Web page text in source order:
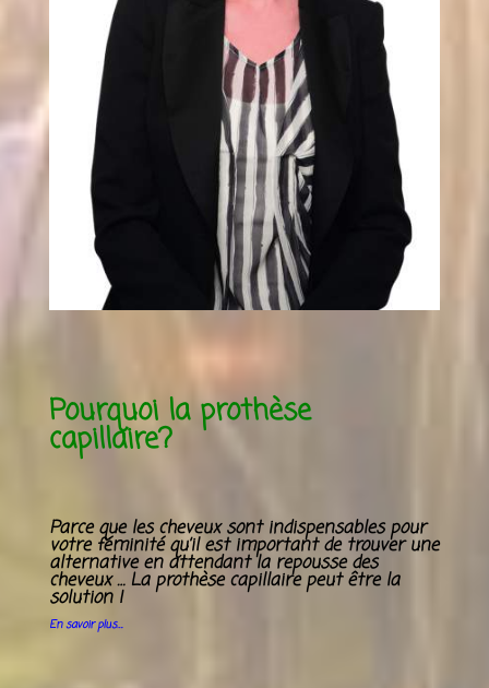
Pourquoi la prothèse
capillaire?
Parce que les cheveux sontindispensables pour
votre féminitéqu’il est important de trouver une
alternativeen attendant la repousse des
cheveux …La prothèse capillairepeut être la
solution !
En savoir plus….